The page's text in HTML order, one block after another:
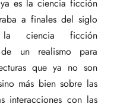
es la ciencia ficción
a finales del siglo
la ciencia ficción
de un realismo para
que ya no son
más bien sobre las
interacciones con las